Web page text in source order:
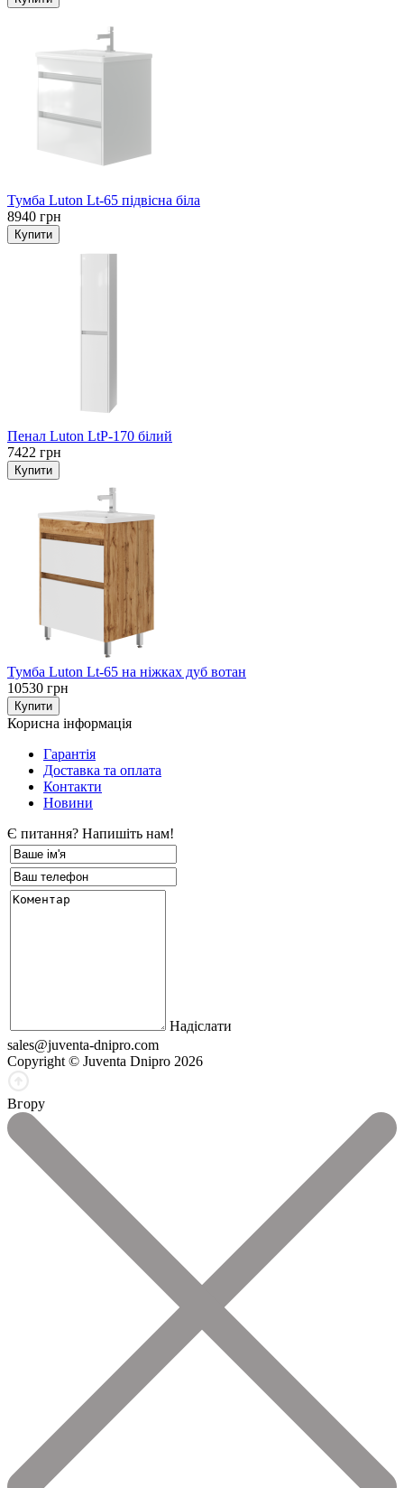
Тумба Luton Lt-65 підвісна біла
8940 грн
Пенал Luton LtP-170 білий
7422 грн
Тумба Luton Lt-65 на ніжках дуб вотан
10530 грн
Корисна інформація
Гарантія
Доставка та оплата
Контакти
Новини
Є питання? Напишіть нам!
Надіслати
sales@juventa-dnipro.com
Copyright © Juventa Dnipro 2026
Вгору